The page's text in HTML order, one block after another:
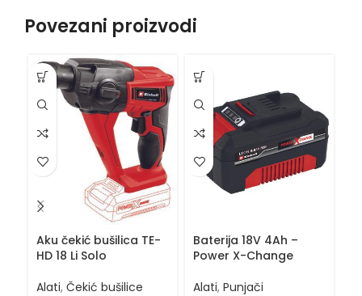
Povezani proizvodi
Aku čekić bušilica TE-
HD 18 Li Solo
Alati, Čekić bušilice
Baterija 18V 4Ah –
Power X-Change
Alati, Punjači